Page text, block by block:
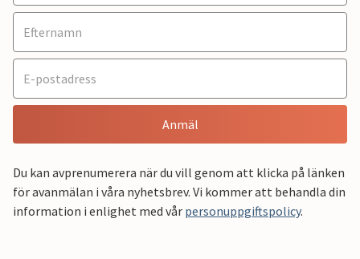
Anmäl
Du kan avprenumerera när du vill genom att klicka på länken
för avanmälan i våra nyhetsbrev. Vi kommer att behandla din
information i enlighet med vår personuppgiftspolicy.